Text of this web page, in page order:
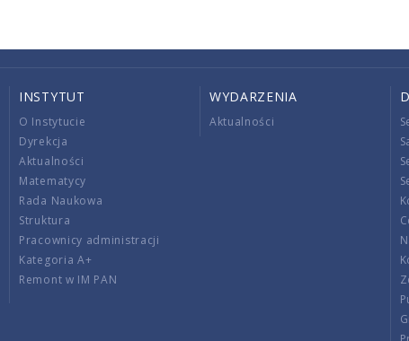
INSTYTUT
O Instytucie
Dyrekcja
Aktualności
Matematycy
Rada Naukowa
Struktura
Pracownicy administracji
Kategoria A+
Remont w IM PAN
WYDARZENIA
Aktualności